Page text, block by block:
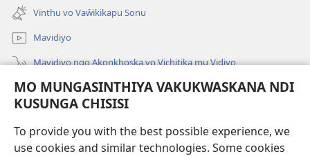
MO MUNGASINTHIYA VAKUKWASKANA NDI
KUSUNGA CHISISI
To provide you with the best possible experience, we
use cookies and similar technologies. Some cookies
Peji
Linyaki)
Vinthu vo Vaŵikikapu Sonu
Mavidiyo
Mavidiyo ngo Akonkhoska vo Vichitika mu Vidiyo
Fufuzani
(Lajula